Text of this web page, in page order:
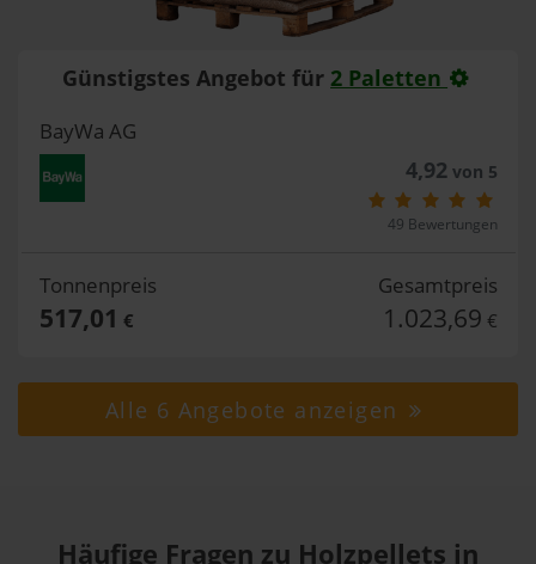
Günstigstes Angebot für 2 Paletten
BayWa AG
4,92von 5
49 Bewertungen
Tonnenpreis
517,01 €
Gesamtpreis
1.023,69 €
Alle 6 Angebote anzeigen
Häufige Fragen zu Holzpellets in